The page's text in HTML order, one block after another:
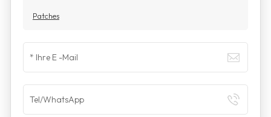
Patches